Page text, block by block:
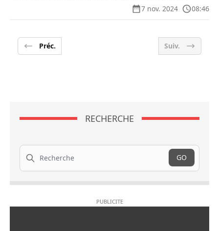
7 nov. 2024
08:46
Préc. Suiv.
RECHERCHE
Recherche
GO